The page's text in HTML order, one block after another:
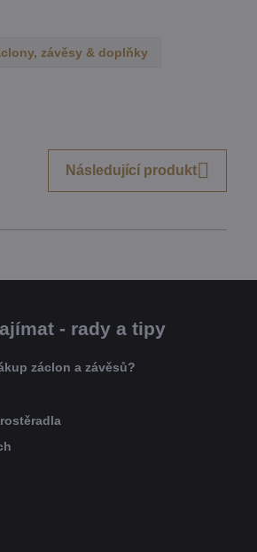
závěsy & doplňky
Následující produkt
- rady a tipy
záclon a závěsů?